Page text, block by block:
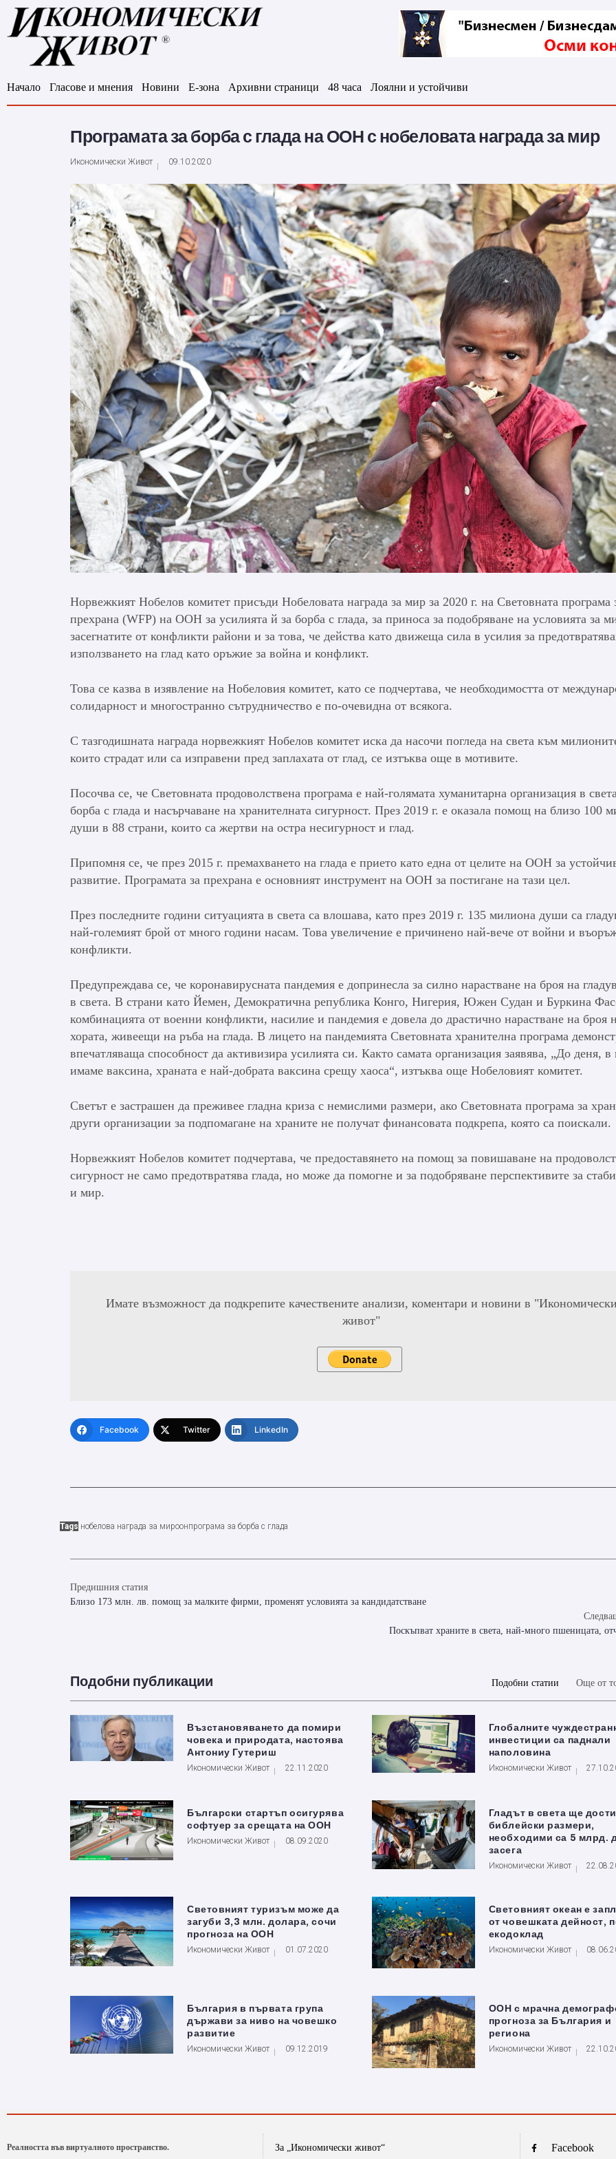
Начало Гласове и мнения Новини Е-зона Архивни страници 48 часа Лоялни и устойчиви
Програмата за борба с глада на ООН с нобеловата награда за мир
Икономически Живот 09.10.2020
Норвежкият Нобелов комитет присъди Нобеловата награда за мир за 2020 г. на Световната програма
прехрана (WFP) на ООН за усилията й за борба с глада, за приноса за подобряване на условията за
засегнатите от конфликти райони и за това, че действа като движеща сила в усилия за
използването на глад като оръжие за война и конфликт.
Това се казва в изявление на Нобеловия комитет, като се подчертава, че необходимостта от
солидарност и многостранно сътрудничество е по-очевидна от всякога.
С тазгодишната награда норвежкият Нобелов комитет иска да насочи погледа на света към
които страдат или са изправени пред заплахата от глад, се изтъква още в мотивите.
Посочва се, че Световната продоволствена програма е най-голямата хуманитарна организация в
борба с глада и насърчаване на хранителната сигурност. През 2019 г. е оказала помощ на близо 100
души в 88 страни, които са жертви на остра несигурност и глад.
Припомня се, че през 2015 г. премахването на глада е прието като една от целите на ООН за
развитие. Програмата за прехрана е основният инструмент на ООН за постигане на тази цел.
През последните години ситуацията в света са влошава, като през 2019 г. 135 милиона души са
най-големият брой от много години насам. Това увеличение е причинено най-вече от войни и
конфликти.
Предупреждава се, че коронавирусната пандемия е допринесла за силно нарастване на броя на
в света. В страни като Йемен, Демократична република Конго, Нигерия, Южен Судан и Буркина
комбинацията от военни конфликти, насилие и пандемия е довела до драстично нарастване на броя
хората, живеещи на ръба на глада. В лицето на пандемията Световната хранителна програма
впечатляваща способност да активизира усилията си. Както самата организация заявява, „До деня, в
имаме ваксина, храната е най-добрата ваксина срещу хаоса“, изтъква още Нобеловият комитет.
Светът е застрашен да преживее гладна криза с немислими размери, ако Световната програма за
други организации за подпомагане на храните не получат финансовата подкрепа, която са поискали.
Норвежкият Нобелов комитет подчертава, че предоставянето на помощ за повишаване на
сигурност не само предотвратява глада, но може да помогне и за подобряване перспективите за
и мир.
Имате възможност да подкрепите качествените анализи, коментари и новини в
живот"
Facebook Twitter LinkedIn
Tags нобелова награда за мироонпрограма за борба с глада
Предишния статия
Близо 173 млн. лв. помощ за малките фирми, променят условията за кандидатстване
Поскъпват храните в света, най-много пшеницата,
Подобни публикации Подобни статии Още от
Възстановяването да помири
човека и природата, настоява
Антониу Гутериш
Икономически Живот 22.11.2020
Глобалните
инвестиции са паднали
наполовина
Икономически Живот
Български стартъп осигурява
софтуер за срещата на ООН
Икономически Живот 08.09.2020
Гладът в света ще
библейски размери,
необходими са 5 млрд.
засега
Икономически Живот
Световният туризъм може да
загуби 3,3 млн. долара, сочи
прогноза на ООН
Икономически Живот 01.07.2020
Световният океан е
от човешката дейност,
екодоклад
Икономически Живот
България в първата група
държави за ниво на човешко
развитие
Икономически Живот 09.12.2019
ООН с мрачна
прогноза за България и
региона
Икономически Живот
Реалността във виртуалното пространство.
За „Икономически живот“
Facebook